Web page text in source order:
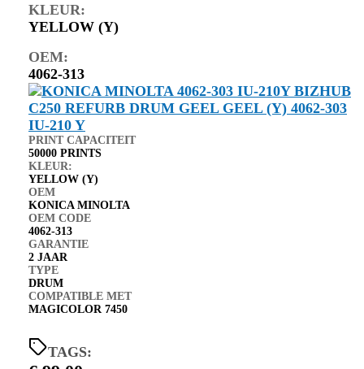
KLEUR:
YELLOW (Y)
OEM:
4062-313
PRINT CAPACITEIT
50000 PRINTS
KLEUR:
YELLOW (Y)
OEM
KONICA MINOLTA
OEM CODE
4062-313
GARANTIE
2 JAAR
TYPE
DRUM
COMPATIBLE MET
MAGICOLOR 7450
TAGS: